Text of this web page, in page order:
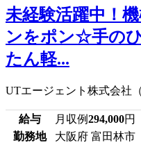
未経験活躍中！
ンをポン☆手の
たん軽...
UTエージェント株式会社（
給与 月収例294,000円
勤務地
大阪府 富田林市